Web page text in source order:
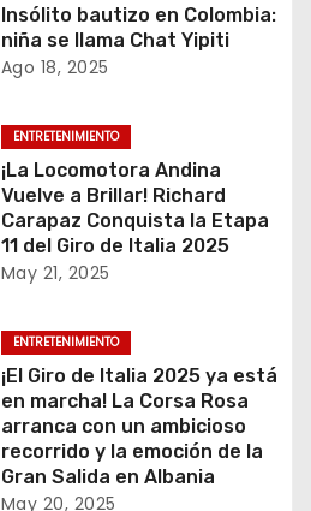
Insólito bautizo en Colombia:
niña se llama Chat Yipiti
Ago 18, 2025
ENTRETENIMIENTO
¡La Locomotora Andina
Vuelve a Brillar! Richard
Carapaz Conquista la Etapa
11 del Giro de Italia 2025
May 21, 2025
ENTRETENIMIENTO
¡El Giro de Italia 2025 ya está
en marcha! La Corsa Rosa
arranca con un ambicioso
recorrido y la emoción de la
Gran Salida en Albania
May 20, 2025